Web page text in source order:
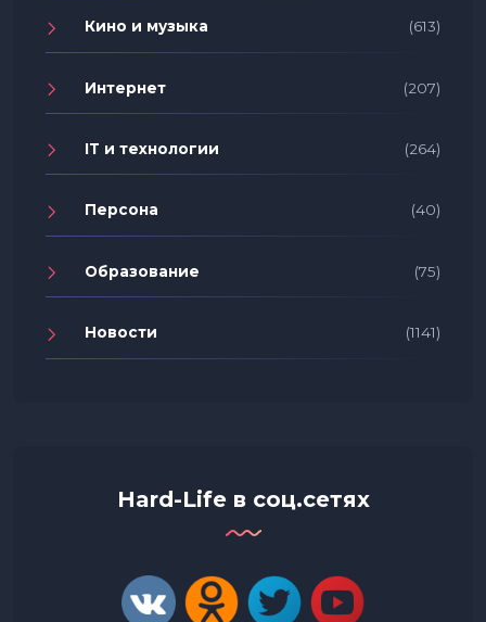
Кино и музыка (613)
Интернет (207)
IT и технологии (264)
Персона (40)
Образование (75)
Новости (1141)
Hard-Life в соц.сетях